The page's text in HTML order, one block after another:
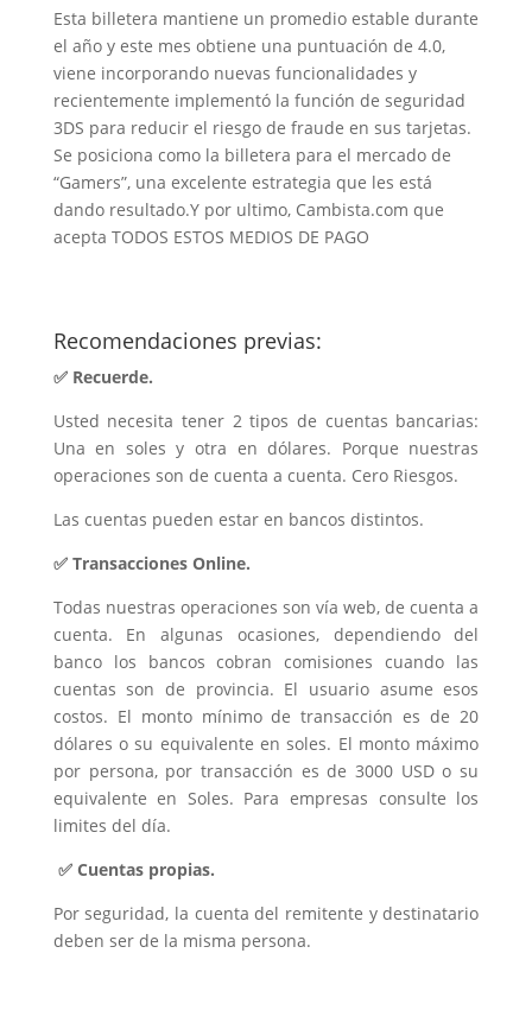
Esta billetera mantiene un promedio estable durante
el año y este mes obtiene una puntuación de 4.0,
viene incorporando nuevas funcionalidades y
recientemente implementó la función de seguridad
3DS para reducir el riesgo de fraude en sus tarjetas.
Se posiciona como la billetera para el mercado de
“Gamers”, una excelente estrategia que les está
dando resultado.Y por ultimo, Cambista.com que
acepta TODOS ESTOS MEDIOS DE PAGO
Recomendaciones previas:
✅ Recuerde.
Usted necesita tener 2 tipos de cuentas bancarias:
Una en soles y otra en dólares. Porque nuestras
operaciones son de cuenta a cuenta. Cero Riesgos.
Las cuentas pueden estar en bancos distintos.
✅ Transacciones Online.
Todas nuestras operaciones son vía web, de cuenta a
cuenta. En algunas ocasiones, dependiendo del
banco los bancos cobran comisiones cuando las
cuentas son de provincia. El usuario asume esos
costos. El monto mínimo de transacción es de 20
dólares o su equivalente en soles. El monto máximo
por persona, por transacción es de 3000 USD o su
equivalente en Soles. Para empresas consulte los
limites del día.
✅ Cuentas propias.
Por seguridad, la cuenta del remitente y destinatario
deben ser de la misma persona.